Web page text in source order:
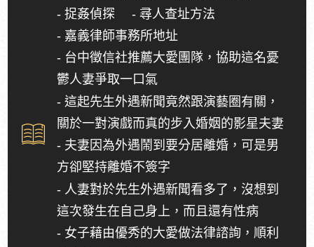
- 捉姦偵探
- 尋人查址方法
- 嘉義律師事務所地址
- 台中徵信社推薦大愛團隊，協助這名憂
鬱人妻爭取一口氣
- 這起先生外遇新聞竟然跟演藝圈有關，
關於一對演戲而真的步入婚姻的影星夫妻
- 夫妻因為外遇鬧到要分居離婚，可是男
方卻堅持離婚不簽字
- 人妻對於先生外遇新聞看多了，沒想到
這次發生在自己身上，而且還有性病
- 女子藉由優秀的大愛做法律諮詢，順利